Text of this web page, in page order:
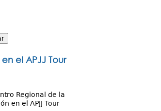
el APJJ Tour
Regional de la
en el APJJ Tour